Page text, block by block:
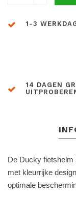
1-3
14 DAGEN
De Ducky fietshelm
met kleurrijke
optimale